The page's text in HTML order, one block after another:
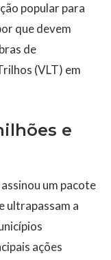
popular para
que devem
de
(VLT) em
e
um pacote
ultrapassam a
ações